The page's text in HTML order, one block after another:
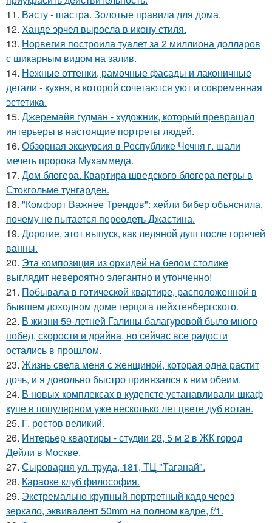
11. Васту - шастра. Золотые правила для дома.
12. Ханде эрчел выросла в икону стиля.
13. Норвегия построила туалет за 2 миллиона долларов
с шикарным видом на залив.
14. Нежные оттенки, рамочные фасады и лаконичные
детали - кухня, в которой сочетаются уют и современная
эстетика.
15. Джеремайя гудман - художник, который превращал
интерьеры в настоящие портреты людей.
16. Обзорная экскурсия в Республике Чечня г. шали
мечеть пророка Мухаммеда.
17. Дом блогера. Квартира шведского блогера петры в
Стокгольме тунгарден.
18. "Комфорт Важнее Трендов": хейли бибер объяснила,
почему не пытается переодеть Джастина.
19. Дорогие, этот выпуск, как ледяной душ после горячей
ванны.
20. Эта композиция из орхидей на белом столике
выглядит невероятно элегантно и утонченно!
21. Побывала в готической квартире, расположенной в
бывшем доходном доме герцога лейхтенбергского.
22. В жизни 59-летней Галины балагуровой было много
побед, скорости и драйва, но сейчас все радости
остались в прошлом.
23. Жизнь свела меня с женщиной, которая одна растит
дочь, и я довольно быстро привязался к ним обеим.
24. В новых комплексах в кудепсте устанавливали шкаф
купе в популярном уже несколько лет цвете дуб вотан.
25. Г. ростов великий.
26. Интерьер квартиры - студии 28, 5 м 2 в ЖК город
Дейли в Москве.
27. Сыроварня ул. труда, 181, ТЦ "Таганай".
28. Караоке клуб философия.
29. Экстремально крупный портретный кадр через
зеркало, эквивалент 50mm на полном кадре, f/1.